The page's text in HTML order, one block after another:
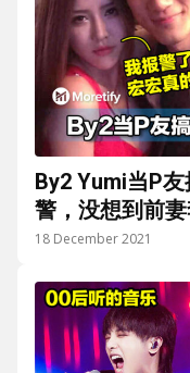
By2 Yumi当P
警，没想到前
供证据！
18 December 2021